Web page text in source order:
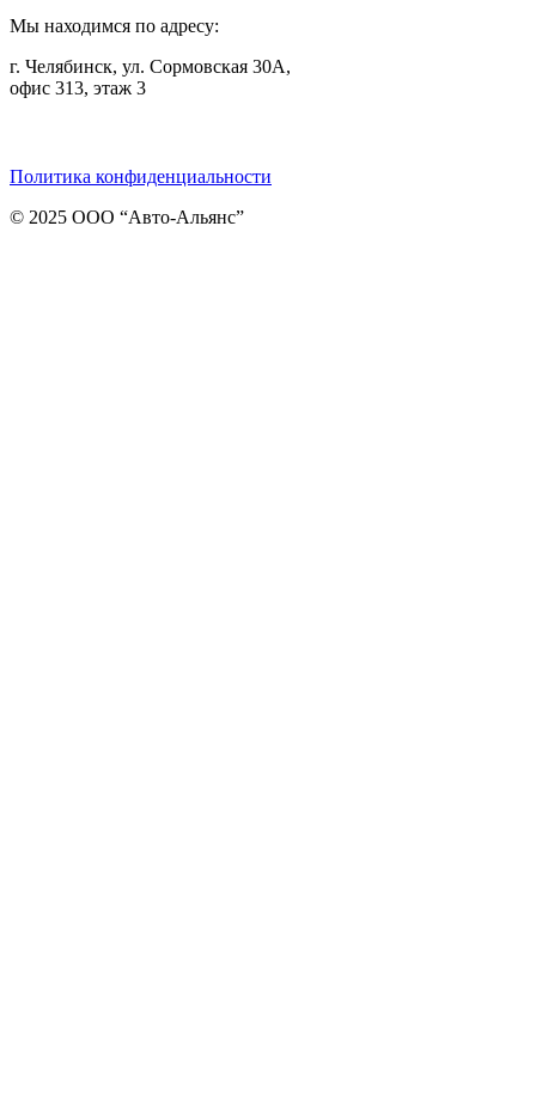
Мы находимся по адресу:
г. Челябинск, ул. Сормовская 30А,
офис 313, этаж 3
Политика конфиденциальности
© 2025 ООО “Авто-Альянс”